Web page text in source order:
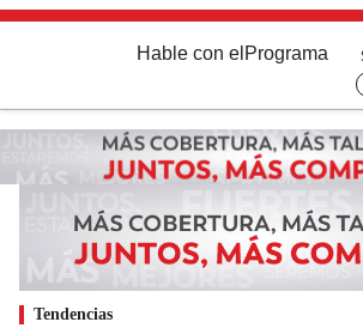
Hable con el Programa
Tendencias